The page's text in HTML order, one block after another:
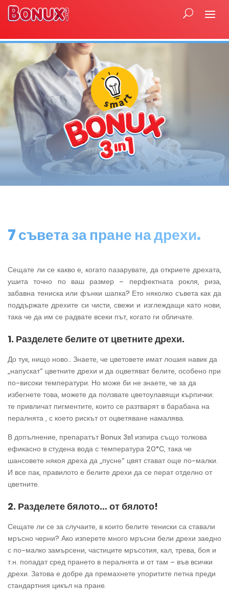
7 съвета за пране на дрехи.
Сещате ли се какво е, когато пазарувате, да откриете дрехата,
ушита точно по ваш размер – перфектната рокля, риза,
забавна тениска или фънки шапка? Ето няколко съвета как да
поддържате дрехите си чисти, свежи и изглеждащи като нови,
така че да им се радвате всеки път, когато ги обличате.
1. Разделете белите от цветните дрехи.
До тук, нищо ново.. Знаете, че цветовете имат лошия навик да
„напускат“ цветните дрехи и да оцветяват белите, особено при
по-високи температури. Но може би не знаете, че за да
избегнете това, можете да ползвате цветоулавящи кърпички:
те привличат пигментите, които се разтварят в барабана на
пералнята , с което рискът от оцветяване намалява.
В допълнение, препаратът Bonux 3в1 изпира също толкова
ефикасно в студена вода с температура 20°C, така че
шансовете някоя дреха да „пусне“ цвят стават още по-малки.
И все пак, правилото е белите дрехи да се перат отделно от
цветните.
2. Разделете бялото… от бялото!
Сещате ли се за случаите, в които белите тениски са ставали
мръсно черни? Ако изперете много мръсни бели дрехи заедно
с по-малко замърсени, частиците мръсотия, кал, трева, боя и
т.н. попадат сред прането в пералнята и от там – във всички
дрехи. Затова е добре да премахнете упоритите петна преди
стандартния цикъл на пране.